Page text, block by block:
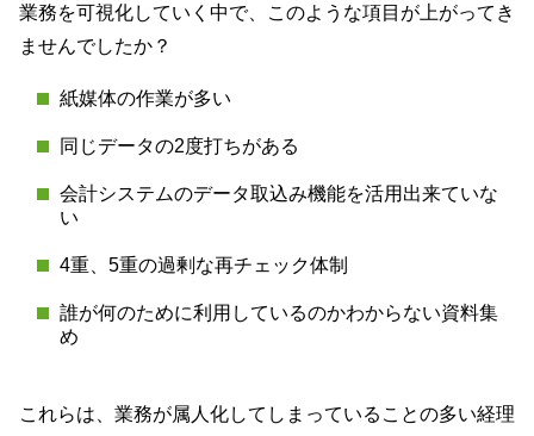
業務を可視化していく中で、このような項目が上がってき
ませんでしたか？
紙媒体の作業が多い
同じデータの2度打ちがある
会計システムのデータ取込み機能を活用出来ていな
い
4重、5重の過剰な再チェック体制
誰が何のために利用しているのかわからない資料集
め
これらは、業務が属人化してしまっていることの多い経理